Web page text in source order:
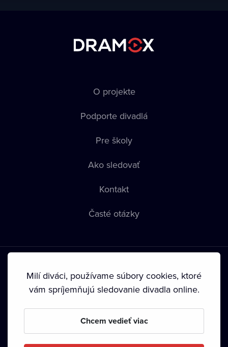
O projekte
Podporte divadlá
Pre školy
Ako sledovať
Kontakt
Časté otázky
používania Cookies• Autorské práva
Milí diváci, používame súbory cookies, ktoré
vám spríjemňujú sledovanie divadla online.
Chcem vedieť viac